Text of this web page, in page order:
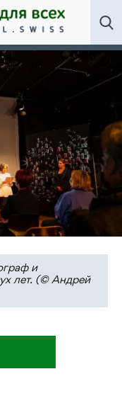
»Эмигранты и
театре
и
лет. (© Андрей